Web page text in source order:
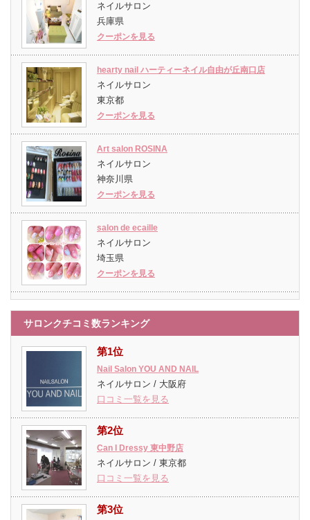
ネイルサロン
兵庫県
クーポンを見る
hearty nail ハーティーネイル自由が丘南口店
ネイルサロン
東京都
クーポンを見る
Art salon ROSINA
ネイルサロン
神奈川県
クーポンを見る
salon de ecaille
ネイルサロン
埼玉県
クーポンを見る
サロンクチコミ数ランキング
第1位
Nail Salon YOU AND NAIL
ネイルサロン / 大阪府
口コミ一覧を見る
第2位
Can I Dressy 東中野店
ネイルサロン / 東京都
口コミ一覧を見る
第3位